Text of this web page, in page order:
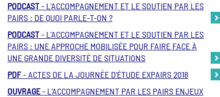
PODCAST- L'ACCOMPAGNEMENT ET LE SOUTIEN PAR LES
PAIRS : DE QUOI PARLE-T-ON ?
PODCAST- L'ACCOMPAGNEMENT ET LE SOUTIEN PAR LES
PAIRS : UNE APPROCHE MOBILISÉE POUR FAIRE FACE À
UNE GRANDE DIVERSITÉ DE SITUATIONS
PDF- ACTES DE LA JOURNÉE D'ÉTUDE EXPAIRS 2018
OUVRAGE- L’ACCOMPAGNEMENT PAR LES PAIRS ENJEUX